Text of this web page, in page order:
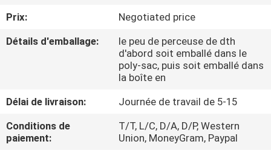
CONTRÔLE
DE
CONTACTEZ-
NOUS
Prix:
Negotiated price
Détails d'emballage:
le peu de perceuse de dth
d'abord soit emballé dans le
poly-sac, puis soit emballé dans
la boîte en
Délai de livraison:
Journée de travail de 5-15
Conditions de
paiement:
T/T, L/C, D/A, D/P, Western
Union, MoneyGram, Paypal